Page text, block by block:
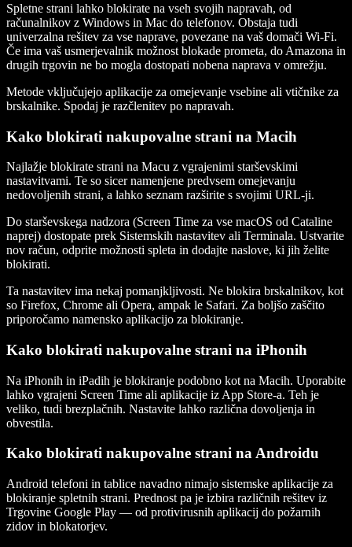
Spletne strani lahko blokirate na vseh svojih napravah, od
računalnikov z Windows in Mac do telefonov. Obstaja tudi
univerzalna rešitev za vse naprave, povezane na vaš domači Wi‑Fi.
Če ima vaš usmerjevalnik možnost blokade prometa, do Amazona in
drugih trgovin ne bo mogla dostopati nobena naprava v omrežju.
Metode vključujejo aplikacije za omejevanje vsebine ali vtičnike za
brskalnike. Spodaj je razčlenitev po napravah.
Kako blokirati nakupovalne strani na Macih
Najlažje blokirate strani na Macu z vgrajenimi starševskimi
nastavitvami. Te so sicer namenjene predvsem omejevanju
nedovoljenih strani, a lahko seznam razširite s svojimi URL-ji.
Do starševskega nadzora (Screen Time za vse macOS od Cataline
naprej) dostopate prek Sistemskih nastavitev ali Terminala. Ustvarite
nov račun, odprite možnosti spleta in dodajte naslove, ki jih želite
blokirati.
Ta nastavitev ima nekaj pomanjkljivosti. Ne blokira brskalnikov, kot
so Firefox, Chrome ali Opera, ampak le Safari. Za boljšo zaščito
priporočamo namensko aplikacijo za blokiranje.
Kako blokirati nakupovalne strani na iPhonih
Na iPhonih in iPadih je blokiranje podobno kot na Macih. Uporabite
lahko vgrajeni Screen Time ali aplikacije iz App Store-a. Teh je
veliko, tudi brezplačnih. Nastavite lahko različna dovoljenja in
obvestila.
Kako blokirati nakupovalne strani na Androidu
Android telefoni in tablice navadno nimajo sistemske aplikacije za
blokiranje spletnih strani. Prednost pa je izbira različnih rešitev iz
Trgovine Google Play — od protivirusnih aplikacij do požarnih
zidov in blokatorjev.